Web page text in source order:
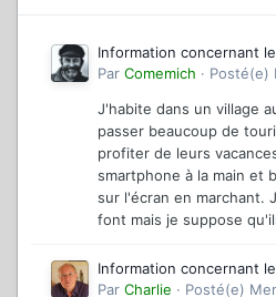
Information concernant
Par Comemich · Posté(e)
J'habite dans un village
passer beaucoup de
profiter de leurs
smartphone à la main et
sur l'écran en marchant.
font mais je suppose
Information concernant
Par Charlie · Posté(e)